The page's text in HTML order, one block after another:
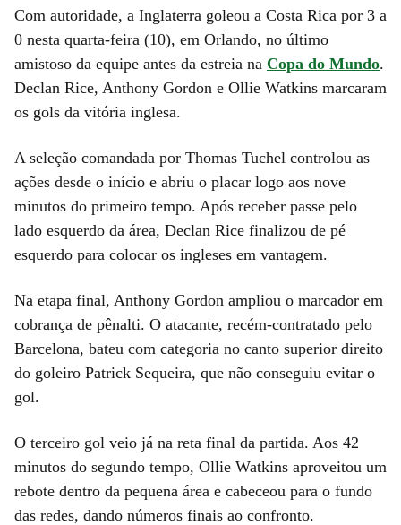
Com autoridade, a Inglaterra goleou a Costa Rica por 3 a
0 nesta quarta-feira (10), em Orlando, no último
amistoso da equipe antes da estreia na Copa do Mundo.
Declan Rice, Anthony Gordon e Ollie Watkins marcaram
os gols da vitória inglesa.
A seleção comandada por Thomas Tuchel controlou as
ações desde o início e abriu o placar logo aos nove
minutos do primeiro tempo. Após receber passe pelo
lado esquerdo da área, Declan Rice finalizou de pé
esquerdo para colocar os ingleses em vantagem.
Na etapa final, Anthony Gordon ampliou o marcador em
cobrança de pênalti. O atacante, recém-contratado pelo
Barcelona, bateu com categoria no canto superior direito
do goleiro Patrick Sequeira, que não conseguiu evitar o
gol.
O terceiro gol veio já na reta final da partida. Aos 42
minutos do segundo tempo, Ollie Watkins aproveitou um
rebote dentro da pequena área e cabeceou para o fundo
das redes, dando números finais ao confronto.